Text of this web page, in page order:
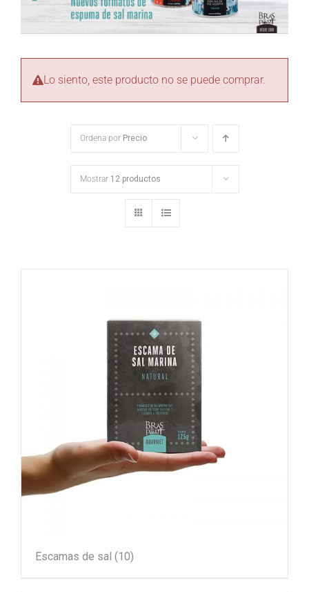
Lo siento, este producto no se puede comprar.
Ordena por Precio
Mostrar 12 productos
Escamas de sal (10)